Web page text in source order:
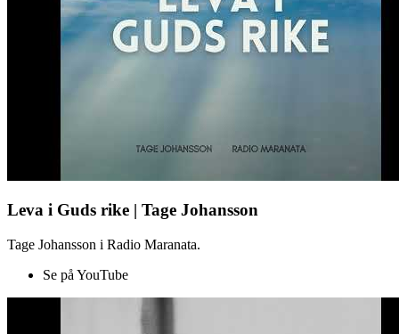
Leva i Guds rike | Tage Johansson
Tage Johansson i Radio Maranata.
Se på YouTube